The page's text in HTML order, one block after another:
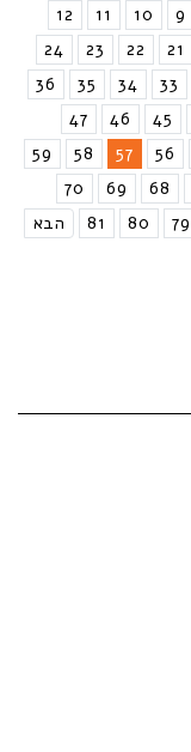
9
10
11
12
21
22
23
24
33
34
35
36
45
46
47
56
57
58
59
68
69
70
79
80
81 הבא